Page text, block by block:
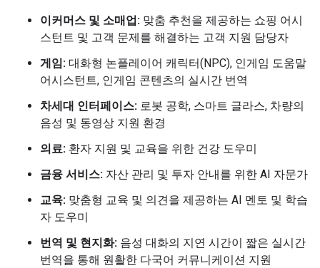
이커머스 및 소매업: 맞춤 추천을 제공하는 쇼핑 어시
스턴트 및 고객 문제를 해결하는 고객 지원 담당자
게임: 대화형 논플레이어 캐릭터(NPC), 인게임 도움말
어시스턴트, 인게임 콘텐츠의 실시간 번역
차세대 인터페이스: 로봇 공학, 스마트 글라스, 차량의
음성 및 동영상 지원 환경
의료: 환자 지원 및 교육을 위한 건강 도우미
금융 서비스: 자산 관리 및 투자 안내를 위한 AI 자문가
교육: 맞춤형 교육 및 의견을 제공하는 AI 멘토 및 학습
자 도우미
번역 및 현지화: 음성 대화의 지연 시간이 짧은 실시간
번역을 통해 원활한 다국어 커뮤니케이션 지원